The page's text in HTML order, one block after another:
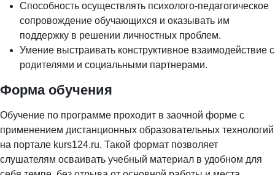
Способность осуществлять психолого-педагогическое
сопровождение обучающихся и оказывать им
поддержку в решении личностных проблем.
Умение выстраивать конструктивное взаимодействие с
родителями и социальными партнерами.
Форма обучения
Обучение по программе проходит в заочной форме с
применением дистанционных образовательных технологий
на портале kurs124.ru. Такой формат позволяет
слушателям осваивать учебный материал в удобном для